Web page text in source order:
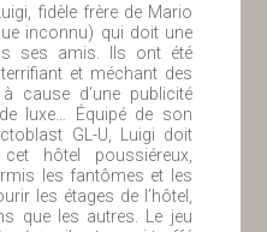
fidèle frère de Mario
inconnu) qui doit une
ses amis. Ils ont été
et méchant des
cause d’une publicité
luxe… Équipé de son
GL-U, Luigi doit
hôtel poussiéreux,
les fantômes et les
les étages de l’hôtel,
que les autres. Le jeu